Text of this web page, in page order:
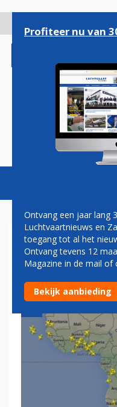
gaan
Magazine
RIEMENS:
ÉÉN
Profiteer nu van
Ontvang een jaar lang
Luchtvaartnieuws en
toegang tot al het
Ontvang tevens 12
Magazine in de mail of
Bekijk aanbieding